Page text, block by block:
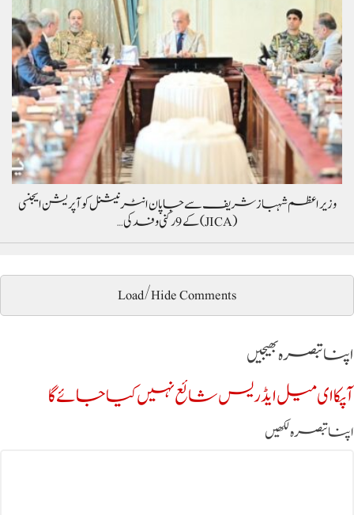
وزیراعظم شہباز شریف سے جاپان انٹرنیشنل کوآپریشن ایجنسی
(JICA) کے 9 رکنی وفد کی…
Load/Hide Comments
اپنا تبصرہ بھیجیں
آپکا ای میل ایڈریس شائع نہیں کیا جائے گا
اپنا تبصرہ لکھیں